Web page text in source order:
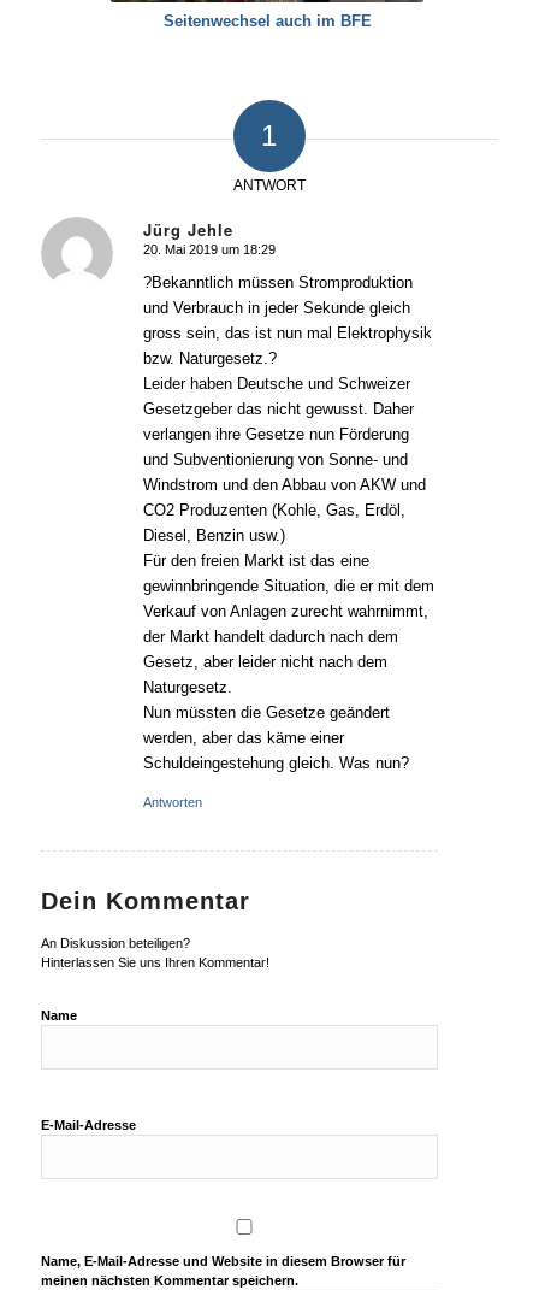
Seitenwechsel auch im BFE
1
ANTWORT
Jürg Jehle
sagte:
20. Mai 2019 um 18:29
?Bekanntlich müssen Stromproduktion
und Verbrauch in jeder Sekunde gleich
gross sein, das ist nun mal Elektrophysik
bzw. Naturgesetz.?
Leider haben Deutsche und Schweizer
Gesetzgeber das nicht gewusst. Daher
verlangen ihre Gesetze nun Förderung
und Subventionierung von Sonne- und
Windstrom und den Abbau von AKW und
CO2 Produzenten (Kohle, Gas, Erdöl,
Diesel, Benzin usw.)
Für den freien Markt ist das eine
gewinnbringende Situation, die er mit dem
Verkauf von Anlagen zurecht wahrnimmt,
der Markt handelt dadurch nach dem
Gesetz, aber leider nicht nach dem
Naturgesetz.
Nun müssten die Gesetze geändert
werden, aber das käme einer
Schuldeingestehung gleich. Was nun?
Antworten
Dein Kommentar
An Diskussion beteiligen?
Hinterlassen Sie uns Ihren Kommentar!
Name
E-Mail-Adresse
Name, E-Mail-Adresse und Website in diesem Browser für
meinen nächsten Kommentar speichern.